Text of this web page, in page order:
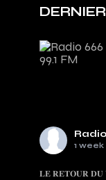
1 week
𝐋𝐄 𝐑𝐄𝐓𝐎𝐔𝐑 𝐃𝐔